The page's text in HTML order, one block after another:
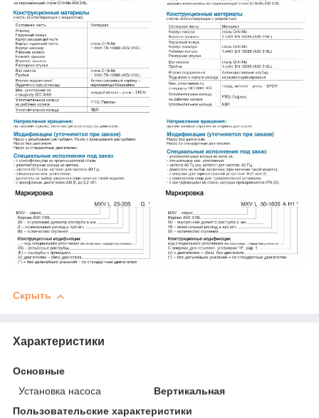
Скрыть
Характеристики
Основные
Установка насоса
Вертикальная
Пользовательские характеристики